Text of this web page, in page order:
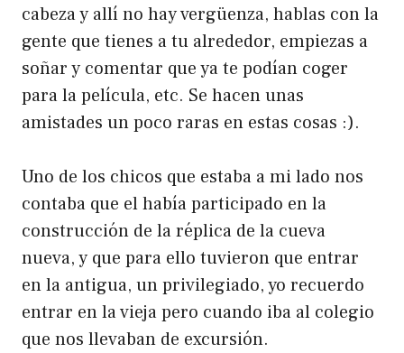
cabeza y allí no hay vergüenza, hablas con la
gente que tienes a tu alrededor, empiezas a
soñar y comentar que ya te podían coger
para la película, etc. Se hacen unas
amistades un poco raras en estas cosas :).
Uno de los chicos que estaba a mi lado nos
contaba que el había participado en la
construcción de la réplica de la cueva
nueva, y que para ello tuvieron que entrar
en la antigua, un privilegiado, yo recuerdo
entrar en la vieja pero cuando iba al colegio
que nos llevaban de excursión.